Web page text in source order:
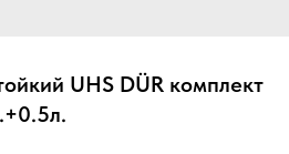
UHS DÜR комплект